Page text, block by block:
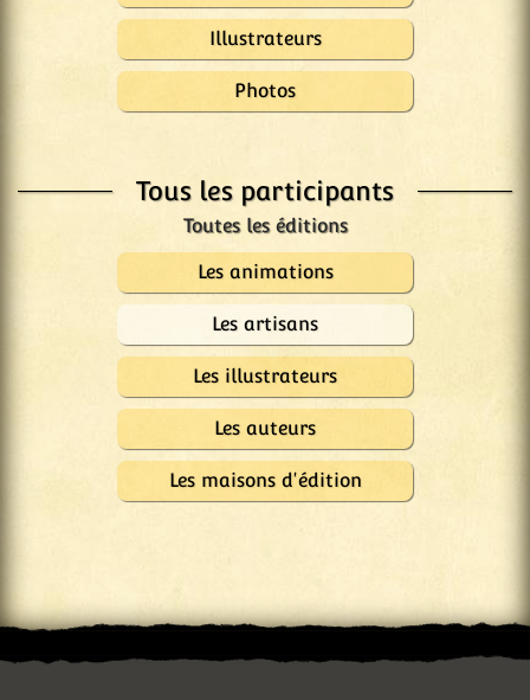
Illustrateurs
Photos
Tous les participants
Les animations
Les artisans
Les illustrateurs
Les auteurs
Les maisons d'édition